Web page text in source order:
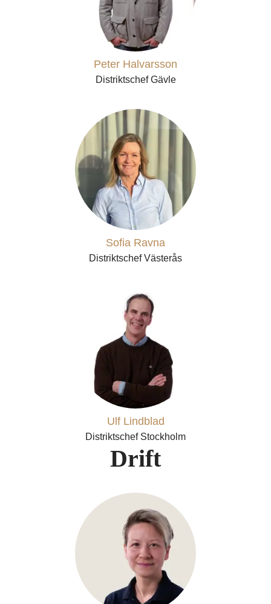
Peter Halvarsson
Distriktschef Gävle
Sofia Ravna
Distriktschef Västerås
Ulf Lindblad
Distriktschef Stockholm
Drift